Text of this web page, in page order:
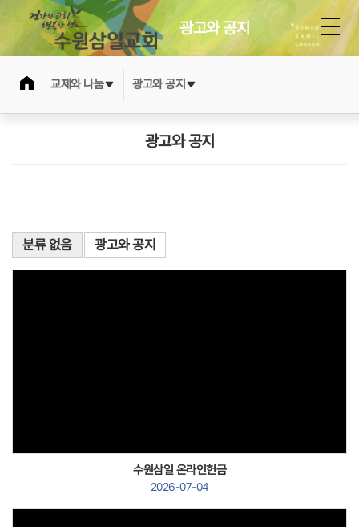
광고와 공지
교제와 나눔 광고와 공지
광고와 공지
분류 없음 광고와 공지
수원삼일 온라인헌금
2026-07-04